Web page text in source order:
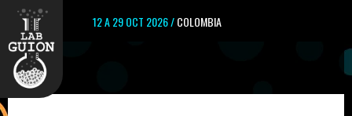
12 A 29 OCT 2026 /COLOMBIA